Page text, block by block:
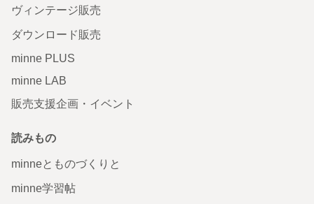
ヴィンテージ販売
ダウンロード販売
minne PLUS
minne LAB
販売支援企画・イベント
読みもの
minneとものづくりと
minne学習帖